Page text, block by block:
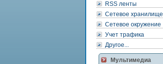
RSS ленты
Сетевое хранилище
Сетевое окружение
Учет трафика
Другое...
Мультимедиа